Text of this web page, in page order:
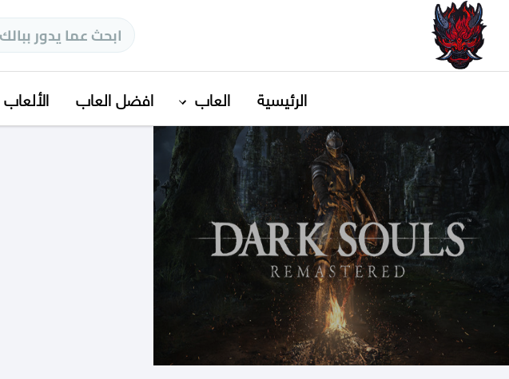
الرئيسية العاب افضل العاب
Dark Souls Remastered تحميل
مجانا